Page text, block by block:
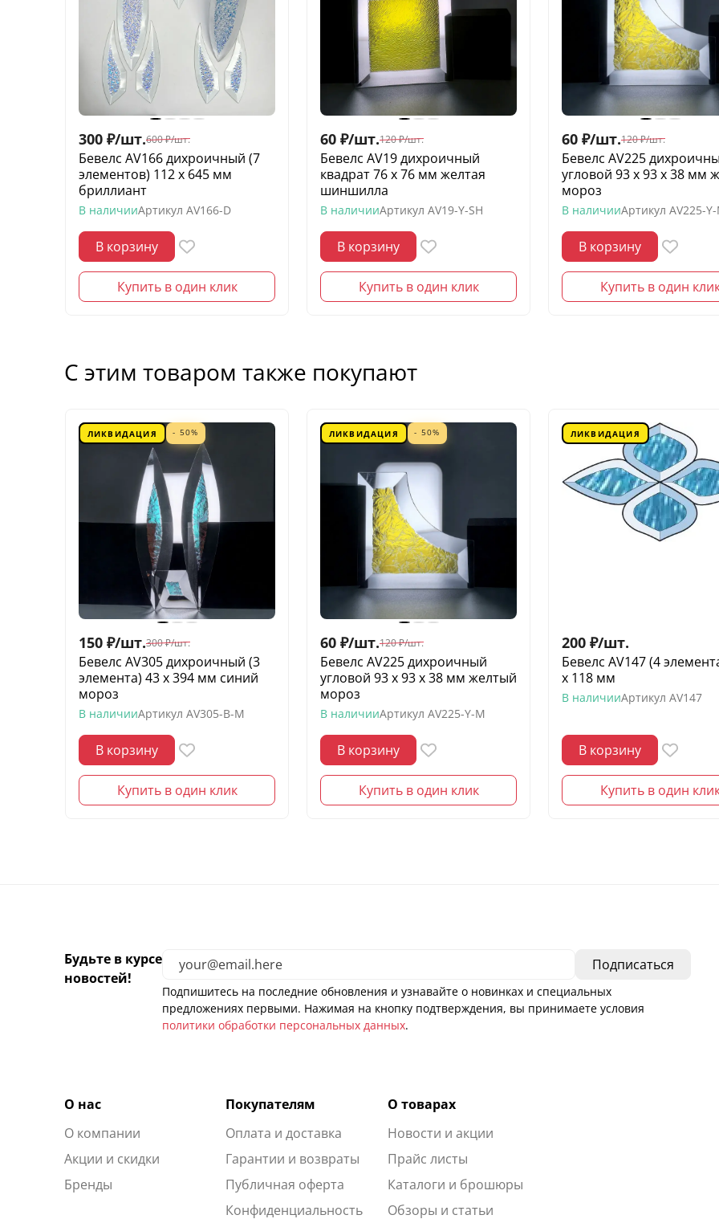
300 ₽/шт.600 ₽/шт.
Бевелс AV166 дихроичный (7
элементов) 112 х 645 мм
бриллиант
В наличииАртикул AV166-D
В корзину
Купить в один клик
60 ₽/шт.120 ₽/шт.
Бевелс AV19 дихроичный
квадрат 76 х 76 мм желтая
шиншилла
В наличииАртикул AV19-Y-SH
В корзину
Купить в один клик
60 ₽/шт.120 ₽/шт.
Бевелс AV225
угловой 93 х 93 х 38 мм
мороз
В наличииАртикул AV225-
В корзину
Купить в один
С этим товаром также покупают
ЛИКВИДАЦИЯ - 50%
150 ₽/шт.300 ₽/шт.
Бевелс AV305 дихроичный (3
элемента) 43 х 394 мм синий
мороз
В наличииАртикул AV305-B-M
В корзину
Купить в один клик
ЛИКВИДАЦИЯ - 50%
60 ₽/шт.120 ₽/шт.
Бевелс AV225 дихроичный
угловой 93 х 93 х 38 мм желтый
мороз
В наличииАртикул AV225-Y-M
В корзину
Купить в один клик
ЛИКВИДАЦИЯ
200 ₽/шт.
Бевелс AV147 (4
х 118 мм
В наличииАртикул AV147
В корзину
Купить в один
Будьте в курсе
новостей!
Подпишитесь на последние обновления и узнавайте о новинках и специальных
предложениях первыми. Нажимая на кнопку подтверждения, вы принимаете условия
политики обработки персональных данных.
О нас
О компании
Акции и скидки
Бренды
Покупателям
Оплата и доставка
Гарантии и возвраты
Публичная оферта
Конфиденциальность
О товарах
Новости и акции
Прайс листы
Каталоги и брошюры
Обзоры и статьи